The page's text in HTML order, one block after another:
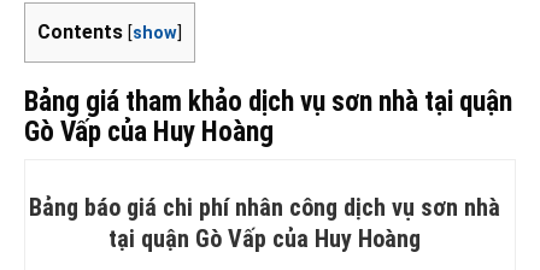
Contents [show]
Bảng giá tham khảo dịch vụ sơn nhà tại quận
Gò Vấp của Huy Hoàng
Bảng báo giá chi phí nhân công dịch vụ sơn nhà
tại quận Gò Vấp của Huy Hoàng